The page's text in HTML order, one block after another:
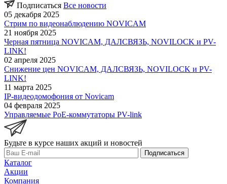
Подписаться Все новости
05 декабря 2025
Стрим по видеонаблюдению NOVICAM
21 ноября 2025
Черная пятница NOVICAM, ДАЛСВЯЗЬ, NOVILOCK и PV-
LINK!
02 апреля 2025
Снижение цен NOVICAM, ДАЛСВЯЗЬ, NOVILOCK и PV-
LINK!
11 марта 2025
IP-видеодомофония от Novicam
04 февраля 2025
Управляемые PoE-коммутаторы PV-link
Будьте в курсе наших акций и новостей
Подписаться
Каталог
Акции
Компания